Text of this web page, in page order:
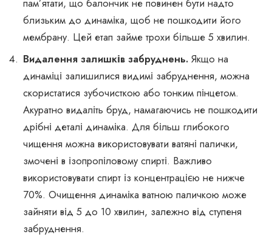
пам’ятати, що балончик не повинен бути надто
близьким до динаміка, щоб не пошкодити його
мембрану. Цей етап займе трохи більше 5 хвилин.
Видалення залишків забруднень. Якщо на
динаміці залишилися видимі забруднення, можна
скористатися зубочисткою або тонким пінцетом.
Акуратно видаліть бруд, намагаючись не пошкодити
дрібні деталі динаміка. Для більш глибокого
чищення можна використовувати ватяні палички,
змочені в ізопропіловому спирті. Важливо
використовувати спирт із концентрацією не нижче
70%. Очищення динаміка ватною паличкою може
зайняти від 5 до 10 хвилин, залежно від ступеня
забруднення.